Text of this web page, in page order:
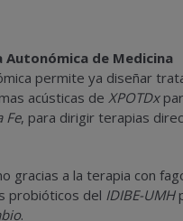
Autonómica de Medicina
permite ya diseñar
acústicas de XPOTDx
Fe, para dirigir terapias
gracias a la terapia con
probióticos del IDIBE-UMH
.